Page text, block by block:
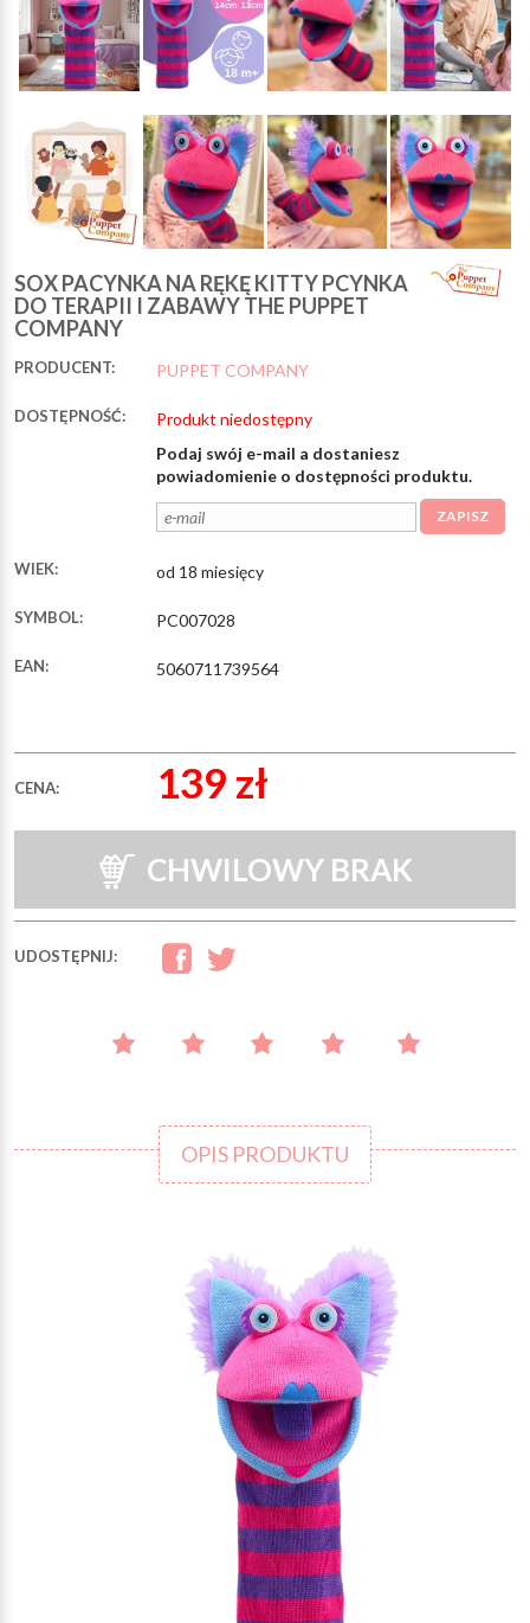
SOX PACYNKA NA RĘKĘ KITTY PCYNKA
DO TERAPII I ZABAWY THE PUPPET
COMPANY
PRODUCENT: PUPPET COMPANY
DOSTĘPNOŚĆ:
Produkt niedostępny
Podaj swój e-mail a dostaniesz
powiadomienie o dostępności produktu.
ZAPISZ
WIEK: od 18 miesięcy
SYMBOL: PC007028
EAN: 5060711739564
CENA: 139 zł
CHWILOWY BRAK
UDOSTĘPNIJ:
OPIS PRODUKTU